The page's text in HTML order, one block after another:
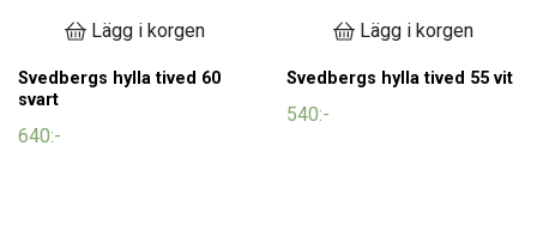
Lägg i korgen
Svedbergs hylla tived 60
svart
640:-
Lägg i korgen
Svedbergs hylla tived 55 vit
540:-